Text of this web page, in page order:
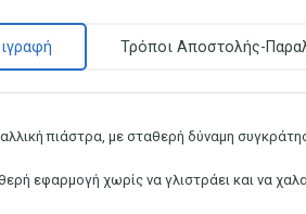
Τρόποι Αποστολής-
πιάστρα, με σταθερή δύναμη
εφαρμογή χωρίς να γλιστράει και να